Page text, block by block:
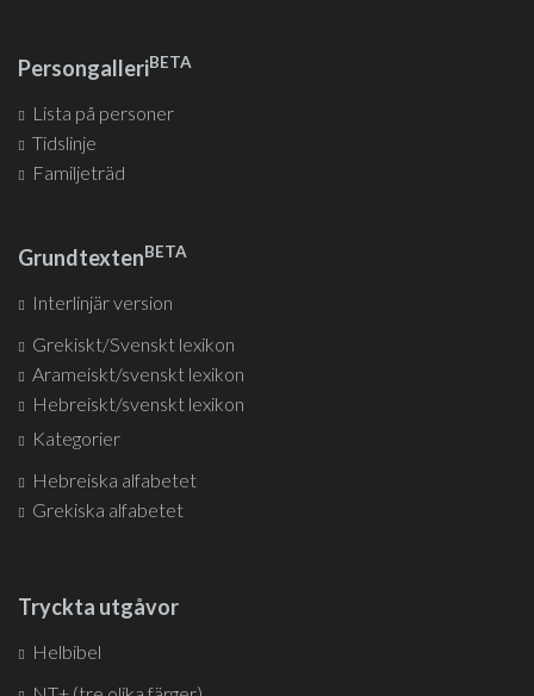
PersongalleriBETA
Lista på personer
Tidslinje
Familjeträd
GrundtextenBETA
Interlinjär version
Grekiskt/Svenskt lexikon
Arameiskt/svenskt lexikon
Hebreiskt/svenskt lexikon
Kategorier
Hebreiska alfabetet
Grekiska alfabetet
Tryckta utgåvor
Helbibel